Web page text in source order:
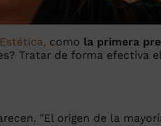
como la primera
Tratar de forma efectiva
"El origen de la